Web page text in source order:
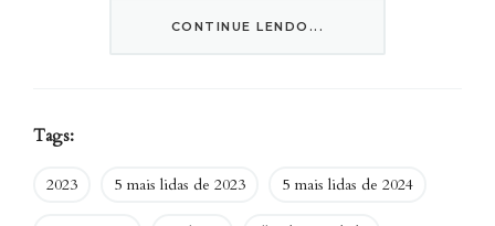
autores encontraram novos dados que comprovam
ocasionando a geração de novas rochas, a partir da
CONTINUE LENDO...
Tags:
2023 5 mais lidas de 2023 5 mais lidas de 2024